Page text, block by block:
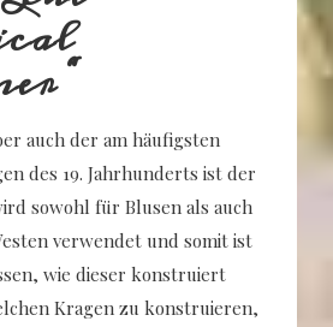
auch der am häufigsten
des 19. Jahrhunderts ist der
sowohl für Blusen als auch
verwendet und somit ist
wie dieser konstruiert
Kragen zu konstruieren,